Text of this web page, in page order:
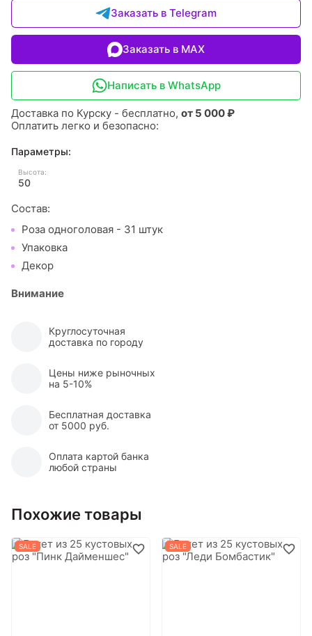
Заказать в Telegram
Заказать в MAX
Написать в WhatsApp
Доставка по Курску - бесплатно, от 5 000 ₽
Оплатить легко и безопасно:
Параметры:
Высота:
50
Состав:
Роза одноголовая - 31 штук
Упаковка
Декор
Внимание
Круглосуточная
доставка по городу
Цены ниже рыночных
на 5-10%
Бесплатная доставка
от 5000 руб.
Оплата картой банка
любой страны
Похожие товары
SALE SALE